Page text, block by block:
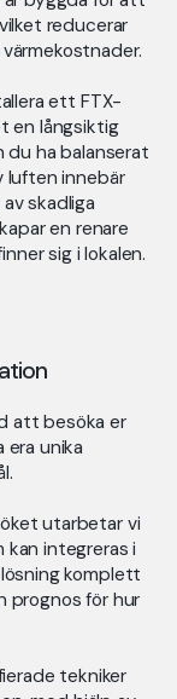
reducerar
ett FTX-
en långsiktig
du ha balanserat
innebär
skadliga
en renare
sig i lokalen.
att besöka er
unika
utarbetar vi
integreras i
komplett
prognos för hur
tekniker